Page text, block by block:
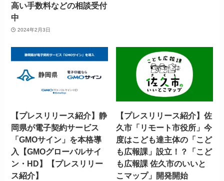
高い手数料などの相談受付
中
2024年2月3日
【プレスリリース紹介】静
岡県が電子契約サービス
「GMOサイン」を本格導
入【GMOグローバルサイ
ン・HD】【プレスリリー
ス紹介】
【プレスリリース紹介】佐
久市「リモート市役所」今
度はこども達主体の「こど
も広報課」設立！？「こど
も広報課 佐久市のいいと
こマップ」開発開始